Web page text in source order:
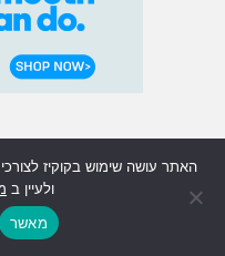
עקבו אחרינו
האתר עושה שימוש בקוקיז
ולעיין ב
מאשר